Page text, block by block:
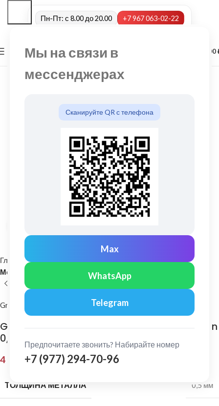
Мы на связи в
мессенджерах
Сканируйте QR с телефона
Max
WhatsApp
Telegram
Предпочитаете звонить? Набирайте номер
+7 (977) 294-70-96
Пн-Пт: с 8.00 до 20.00 +7 967 063-02-22
МЕНЮ 0,00
Главная Кровельные материалы
Металлочерепица и комплектующие
Grand Line
Grand Line: Ендова нижняя 300х300 мм Satin
0,5мм Ral 7024
4 251,00 ₽
ТОЛЩИНА МЕТАЛЛА 0,5 мм